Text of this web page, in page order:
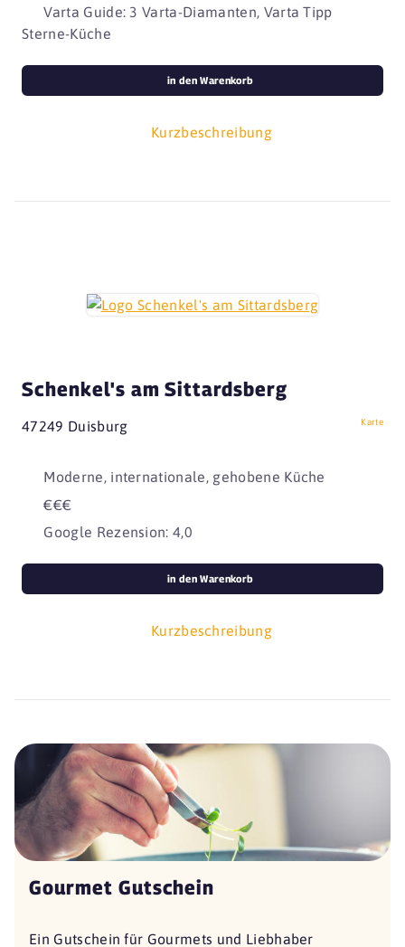
Varta Guide: 3 Varta-Diamanten, Varta Tipp
Sterne-Küche
Kurzbeschreibung
in den Warenkorb
Schenkel's am Sittardsberg
47249 Duisburg Karte
Moderne, internationale, gehobene Küche
€€€
Google Rezension: 4,0
Kurzbeschreibung
in den Warenkorb
Gourmet Gutschein
Ein Gutschein für Gourmets und Liebhaber